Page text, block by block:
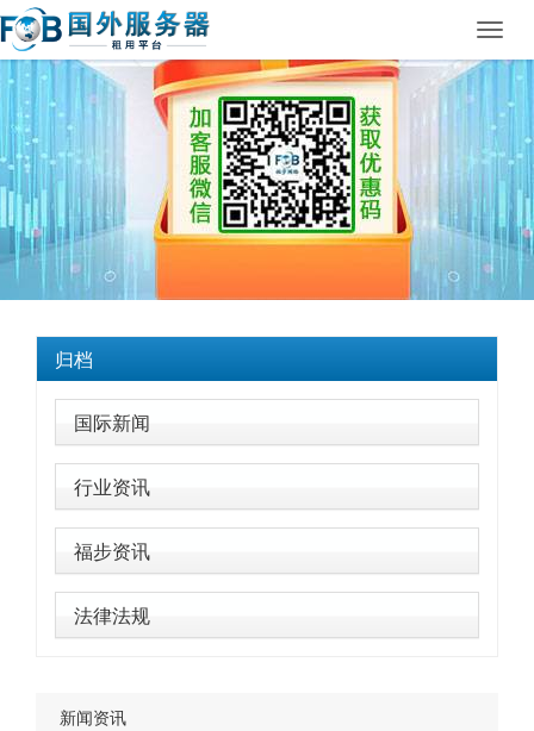
归档
国际新闻
行业资讯
福步资讯
法律法规
新闻资讯